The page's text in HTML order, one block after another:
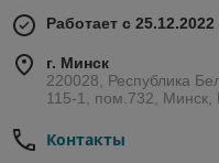
Работает с 25.12.2022
г. Минск
220028, Республика
115-1, пом.732, Минск,
Контакты